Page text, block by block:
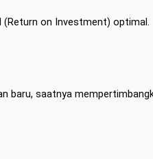
(Return on Investment) optimal.
baru, saatnya